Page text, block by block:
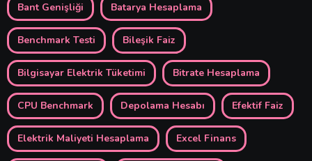
Bant Genişliği Batarya Hesaplama
Benchmark Testi Bileşik Faiz
Bilgisayar Elektrik Tüketimi Bitrate Hesaplama
CPU Benchmark Depolama Hesabı Efektif Faiz
Elektrik Maliyeti Hesaplama Excel Finans